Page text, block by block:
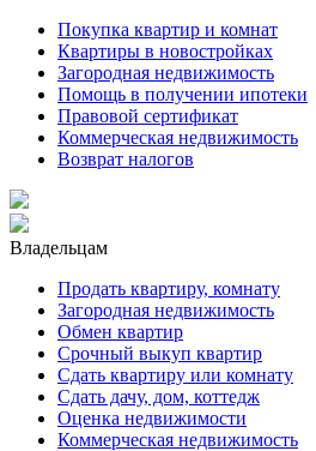
Покупка квартир и комнат
Квартиры в новостройках
Загородная недвижимость
Помощь в получении ипотеки
Правовой сертификат
Коммерческая недвижимость
Возврат налогов
Владельцам
Продать квартиру, комнату
Загородная недвижимость
Обмен квартир
Срочный выкуп квартир
Сдать квартиру или комнату
Сдать дачу, дом, коттедж
Оценка недвижимости
Коммерческая недвижимость